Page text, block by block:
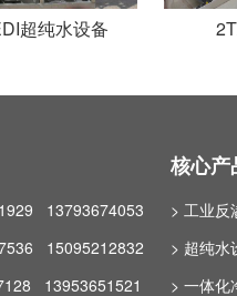
超纯水设备
13793674053
15095212832
13953651521
核心产
> 工业反
> 超纯水
> 一体化